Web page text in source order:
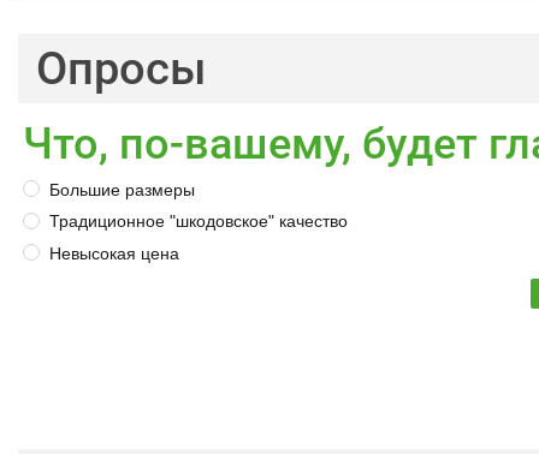
Опросы
Что, по-вашему, будет
Большие размеры
Традиционное "шкодовское" качество
Невысокая цена